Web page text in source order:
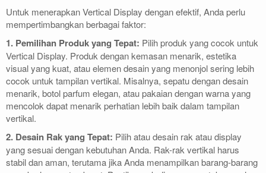
Untuk menerapkan Vertical Display dengan efektif, Anda perlu
mempertimbangkan berbagai faktor:
1. Pemilihan Produk yang Tepat: Pilih produk yang cocok untuk
Vertical Display. Produk dengan kemasan menarik, estetika
visual yang kuat, atau elemen desain yang menonjol sering lebih
cocok untuk tampilan vertikal. Misalnya, sepatu dengan desain
menarik, botol parfum elegan, atau pakaian dengan warna yang
mencolok dapat menarik perhatian lebih baik dalam tampilan
vertikal.
2. Desain Rak yang Tepat: Pilih atau desain rak atau display
yang sesuai dengan kebutuhan Anda. Rak-rak vertikal harus
stabil dan aman, terutama jika Anda menampilkan barang-barang